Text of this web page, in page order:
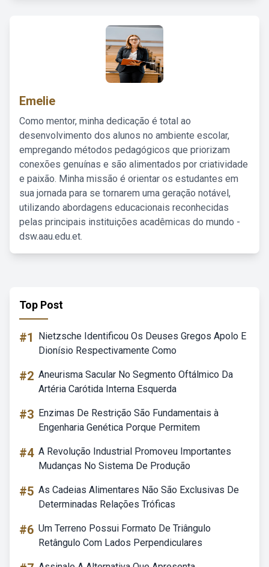
Emelie
Como mentor, minha dedicação é total ao
desenvolvimento dos alunos no ambiente escolar,
empregando métodos pedagógicos que priorizam
conexões genuínas e são alimentados por criatividade
e paixão. Minha missão é orientar os estudantes em
sua jornada para se tornarem uma geração notável,
utilizando abordagens educacionais reconhecidas
pelas principais instituições acadêmicas do mundo -
dsw.aau.edu.et.
Top Post
#1
Nietzsche Identificou Os Deuses Gregos Apolo E
Dionísio Respectivamente Como
#2 Aneurisma Sacular No Segmento Oftálmico Da
Artéria Carótida Interna Esquerda
#3 Enzimas De Restrição São Fundamentais à
Engenharia Genética Porque Permitem
#4 A Revolução Industrial Promoveu Importantes
Mudanças No Sistema De Produção
#5 As Cadeias Alimentares Não São Exclusivas De
Determinadas Relações Tróficas
#6 Um Terreno Possui Formato De Triângulo
Retângulo Com Lados Perpendiculares